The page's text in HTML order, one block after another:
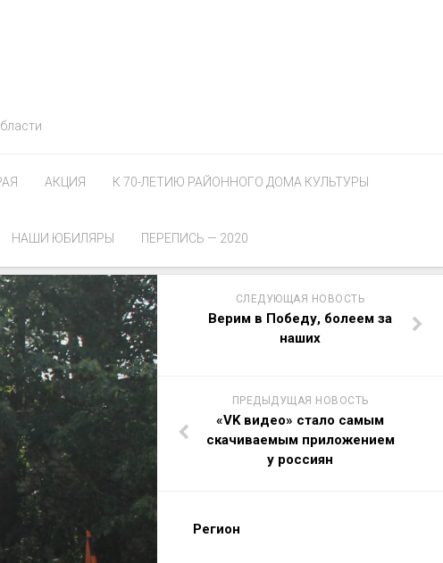
АКЦИЯ К 70-ЛЕТИЮ РАЙОННОГО ДОМА КУЛЬТУРЫ
НАШИ ЮБИЛЯРЫ ПЕРЕПИСЬ — 2020
СЛЕДУЮЩАЯ НОВОСТЬ
Верим в Победу, болеем за
наших
ПРЕДЫДУЩАЯ НОВОСТЬ
«VK видео» стало самым
скачиваемым приложением
у россиян
Регион